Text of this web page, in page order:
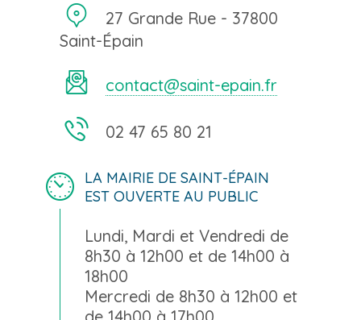
27 Grande Rue - 37800
Saint-Épain
contact@saint-epain.fr
02 47 65 80 21
LA MAIRIE DE SAINT-ÉPAIN
EST OUVERTE AU PUBLIC
Lundi, Mardi et Vendredi de
8h30 à 12h00 et de 14h00 à
18h00
Mercredi de 8h30 à 12h00 et